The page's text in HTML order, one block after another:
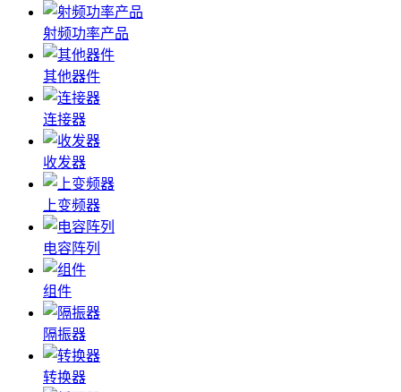
射频功率产品
其他器件
连接器
收发器
上变频器
电容阵列
组件
隔振器
转换器